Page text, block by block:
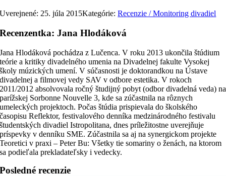
Uverejnené: 25. júla 2015Kategórie:Recenzie / Monitoring divadiel
Recenzentka: Jana Hlodáková
Jana Hlodáková pochádza z Lučenca. V roku 2013 ukončila štúdium
teórie a kritiky divadelného umenia na Divadelnej fakulte Vysokej
školy múzických umení. V súčasnosti je doktorandkou na Ústave
divadelnej a filmovej vedy SAV v odbore estetika. V rokoch
2011/2012 absolvovala ročný študijný pobyt (odbor divadelná veda) na
parížskej Sorbonne Nouvelle 3, kde sa zúčastnila na rôznych
umeleckých projektoch. Počas štúdia prispievala do školského
časopisu Reflektor, festivalového denníka medzinárodného festivalu
študentských divadiel Istropolitana, dnes príležitostne uverejňuje
príspevky v denníku SME. Zúčastnila sa aj na synergickom projekte
Teoretici v praxi – Peter Bu: Všetky tie somariny o ženách, na ktorom
sa podieľala prekladateľsky i vedecky.
Posledné recenzie